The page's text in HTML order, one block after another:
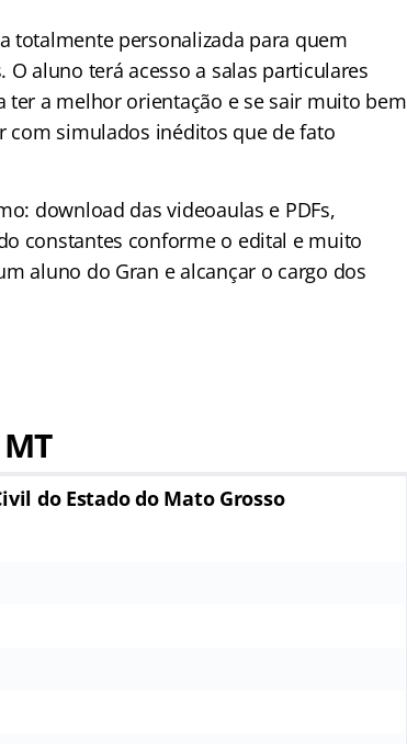
totalmente personalizada para quem
aluno terá acesso a salas particulares
ter a melhor orientação e se sair muito bem
com simulados inéditos que de fato
download das videoaulas e PDFs,
constantes conforme o edital e muito
aluno do Gran e alcançar o cargo dos
do Estado do Mato Grosso